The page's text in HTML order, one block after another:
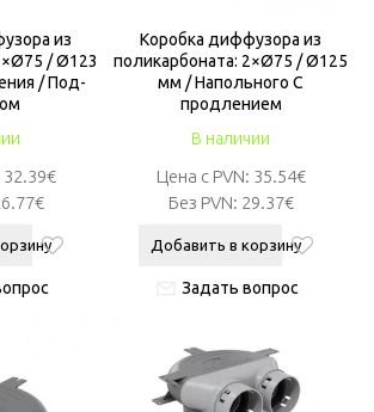
из
/ Ø123
/ Под-
32.39€
В наличии
Коробкa диффузора из
поликарбоната: 2×Ø75 / Ø125
мм / Напольного С
продлением
Цена с PVN: 35.54€
Без PVN: 29.37€
Добавить в корзину
Задать вопрос